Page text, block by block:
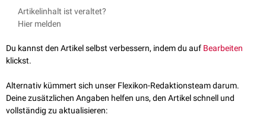
Ein intraindividueller Unterschied ist zum Beispiel der Unterschied
zwischen zwei Messungen zu zwei verschiedenen Zeitpunkten bei
Artikelinhalt ist veraltet?
Hier melden
Du kannst den Artikel selbst verbessern, indem du auf Bearbeiten
klickst.
Alternativ kümmert sich unser Flexikon-Redaktionsteam darum.
Deine zusätzlichen Angaben helfen uns, den Artikel schnell und
vollständig zu aktualisieren: